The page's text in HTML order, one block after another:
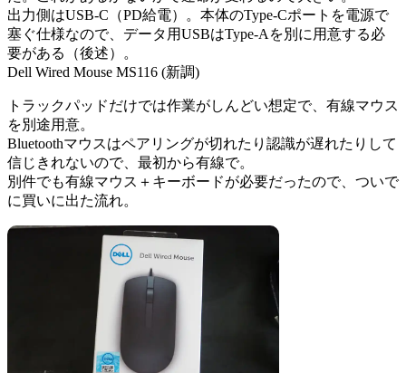
出力側はUSB-C（PD給電）。本体のType-Cポートを電源で
塞ぐ仕様なので、データ用USBはType-Aを別に用意する必
要がある（後述）。
Dell Wired Mouse MS116 (新調)
トラックパッドだけでは作業がしんどい想定で、有線マウス
を別途用意。
Bluetoothマウスはペアリングが切れたり認識が遅れたりして
信じきれないので、最初から有線で。
別件でも有線マウス＋キーボードが必要だったので、ついで
に買いに出た流れ。